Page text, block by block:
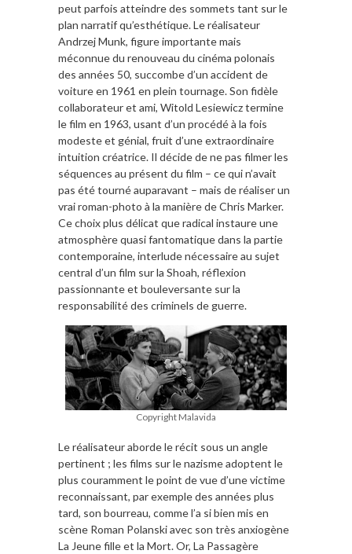
peut parfois atteindre des sommets tant sur le
plan narratif qu’esthétique. Le réalisateur
Andrzej Munk, figure importante mais
méconnue du renouveau du cinéma polonais
des années 50, succombe d’un accident de
voiture en 1961 en plein tournage. Son fidèle
collaborateur et ami, Witold Lesiewicz termine
le film en 1963, usant d’un procédé à la fois
modeste et génial, fruit d’une extraordinaire
intuition créatrice. Il décide de ne pas filmer les
séquences au présent du film – ce qui n’avait
pas été tourné auparavant – mais de réaliser un
vrai roman-photo à la manière de Chris Marker.
Ce choix plus délicat que radical instaure une
atmosphère quasi fantomatique dans la partie
contemporaine, interlude nécessaire au sujet
central d’un film sur la Shoah, réflexion
passionnante et bouleversante sur la
responsabilité des criminels de guerre.
Copyright Malavida
Le réalisateur aborde le récit sous un angle
pertinent ; les films sur le nazisme adoptent le
plus couramment le point de vue d’une victime
reconnaissant, par exemple des années plus
tard, son bourreau, comme l’a si bien mis en
scène Roman Polanski avec son très anxiogène
La Jeune fille et la Mort. Or, La Passagère